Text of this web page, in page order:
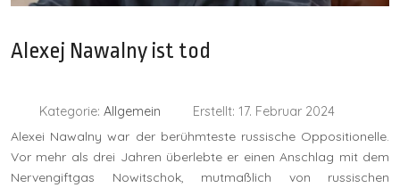
Alexej Nawalny ist tod
Kategorie: Allgemein
Erstellt: 17. Februar 2024
Alexei Nawalny war der berühmteste russische Opposi­tio­nelle.
Vor mehr als drei Jahren überlebte er einen Anschlag mit dem
Nervengiftgas Nowitschok, mutmaßlich von russischen